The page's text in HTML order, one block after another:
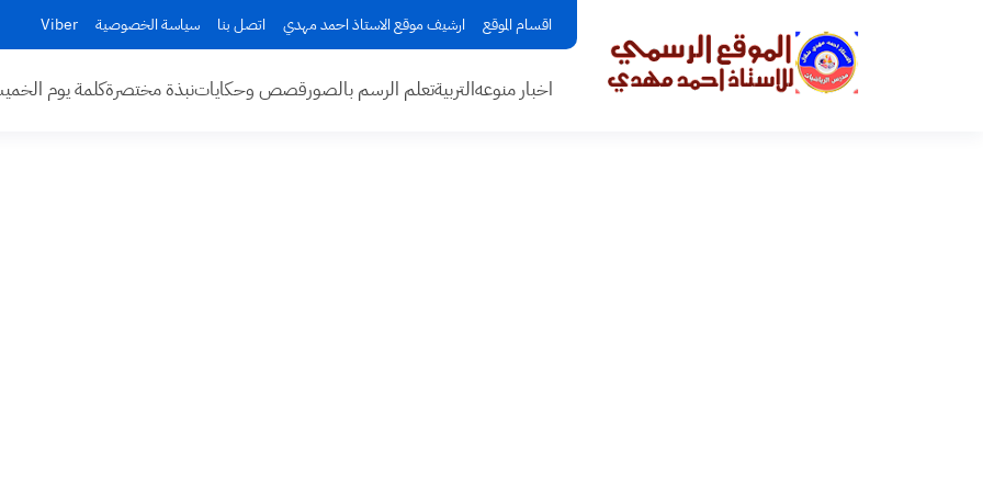
اقسام الموقع ارشيف موقع الاستاذ احمد مهدي اتصل بنا سياسة الخصوصية Viber
اخبار منوعهالتربيةتعلم الرسم بالصورقصص وحكاياتنبذة مختصرةكلمة يوم